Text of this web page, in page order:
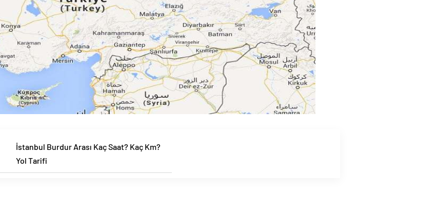
İstanbul Burdur Arası Kaç Saat? Kaç Km?
Yol Tarifi